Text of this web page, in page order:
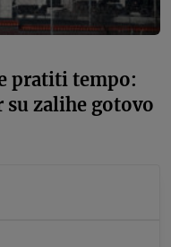
pratiti tempo:
su zalihe gotovo